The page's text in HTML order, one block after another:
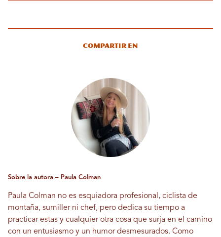
Compartir en
Sobre la autora – Paula Colman
Paula Colman no es esquiadora profesional, ciclista de
montaña, sumiller ni chef, pero dedica su tiempo a
practicar estas y cualquier otra cosa que surja en el camino
con un entusiasmo y un humor desmesurados. Como